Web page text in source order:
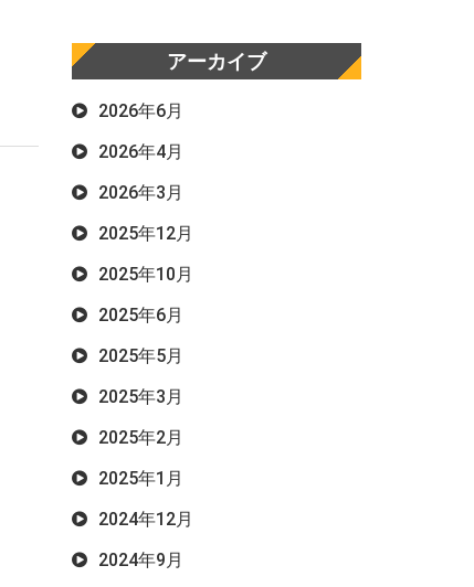
アーカイブ
2026年6月
2026年4月
2026年3月
2025年12月
2025年10月
2025年6月
2025年5月
2025年3月
2025年2月
2025年1月
2024年12月
2024年9月